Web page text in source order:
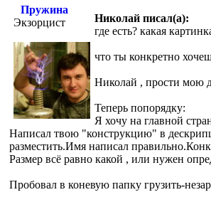
Пружина
Экзорцист
Николай писал(а):
где есть? какая
что ты конкретно
Николай , прости мою
Теперь попорядку:
Я хочу на главной
Написал твою "конструкцию" в
разместить.Имя написал
Размер всё равно какой , или нужен
Пробовал в коневую папку грузить-